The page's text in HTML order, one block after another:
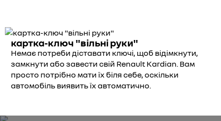
картка-ключ "вільні руки"
Немає потреби діставати ключі, щоб відімкнути,
замкнути або завести свій Renault Kardian. Вам
просто потрібно мати їх біля себе, оскільки
автомобіль виявить їх автоматично.